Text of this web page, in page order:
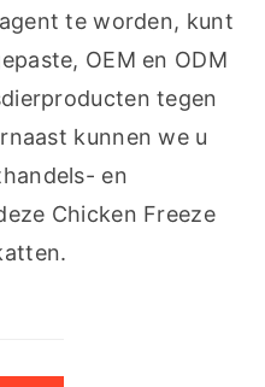
te worden, kunt
OEM en ODM
tegen
kunnen we u
en
Chicken Freeze